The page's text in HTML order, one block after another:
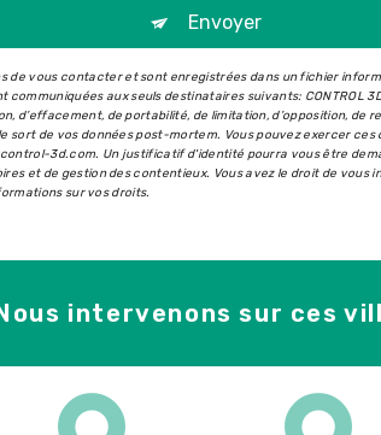
Envoyer
de vous contacter et sont enregistrées dans un fichier
aux seuls destinataires suivants: CONTROL
d’effacement, de portabilité, de limitation, d’opposition,
sort de vos données post-mortem. Vous pouvez exercer
3d.com. Un justificatif d'identité pourra vous être
et de gestion des contentieux. Vous avez le droit de vous
sur vos droits.
intervenons sur ces